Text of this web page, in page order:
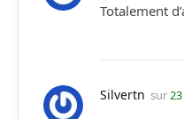
Totalement
Silvertn sur